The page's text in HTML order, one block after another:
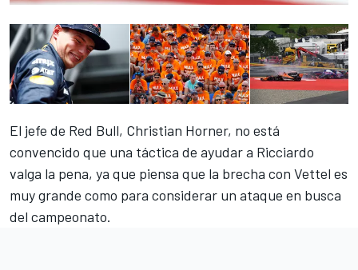
El jefe de Red Bull, Christian Horner, no está
convencido que una táctica de ayudar a Ricciardo
valga la pena, ya que piensa que la brecha con Vettel es
muy grande como para considerar un ataque en busca
del campeonato.